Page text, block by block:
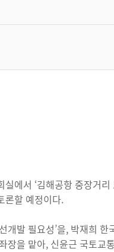
에서 ‘김해공항 중장거리
론할 예정이다.
발 필요성’을, 박재희 한
장을 맡아, 신윤근 국토교